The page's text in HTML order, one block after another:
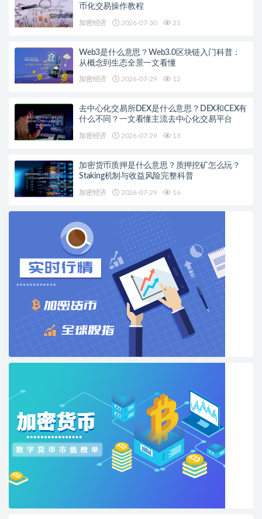
币化交易操作教程
加密经济 2026-07-30 21
Web3是什么意思？Web3.0区块链入门科普：
从概念到生态全景一文看懂
加密经济 2026-07-29 12
去中心化交易所DEX是什么意思？DEX和CEX有
什么不同？一文看懂主流去中心化交易平台
加密经济 2026-07-29 13
加密货币质押是什么意思？质押挖矿怎么玩？
Staking机制与收益风险完整科普
加密经济 2026-07-29 16